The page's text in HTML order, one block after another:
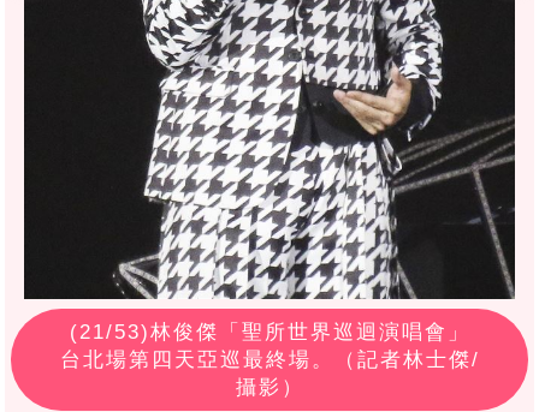
(21/53)林俊傑「聖所世界巡迴演唱會」
台北場第四天亞巡最終場。（記者林士傑/
攝影）